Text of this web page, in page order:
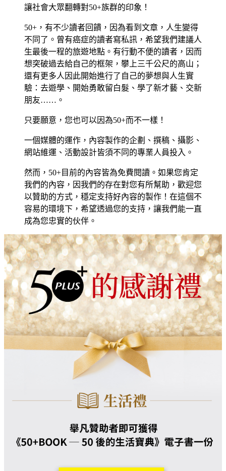
讓社會大眾翻轉對50+族群的印象！
50+，有不少讀者回饋，因為看到文章，人生變得
不同了。曾有癌症的讀者寫私訊，希望我們建議人
生最後一程的旅遊地點。有行動不便的讀者，因而
想突破過去給自己的框架，攀上三千公尺的高山；
還有更多人因此開始進行了自己的夢想與人生實
驗：去遊學、開始勇敢留白髮、學了新才藝、交新
朋友……。
只要願意，您也可以因為50+而不一樣！
一個媒體的運作，內容製作的企劃、撰稿、攝影、
網站維運、活動設計皆須不同的專業人員投入。
然而，50+目前的內容皆為免費閱讀。如果您肯定
我們的內容，因我們的存在對您有所幫助，歡迎您
以贊助的方式，穩定支持好內容的製作！在這個不
容易的環境下，希望透過您的支持，讓我們能一直
成為您忠實的伙伴。